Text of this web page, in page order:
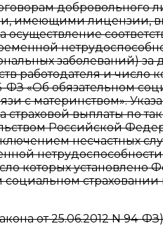
добровольного
имеющими лицензии,
заболеваний)
работодателя и
ФЗ «Об обязательном
с материнством».
страховой выплаты по
Российской
несчастных
которых
социальном
от 25.06.2012 N 94-